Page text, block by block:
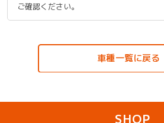
ご確認ください。
車種一覧に戻る
SHOP